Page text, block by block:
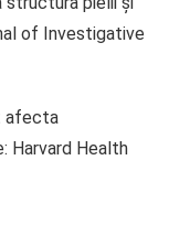
of Investigative
afecta
Harvard Health